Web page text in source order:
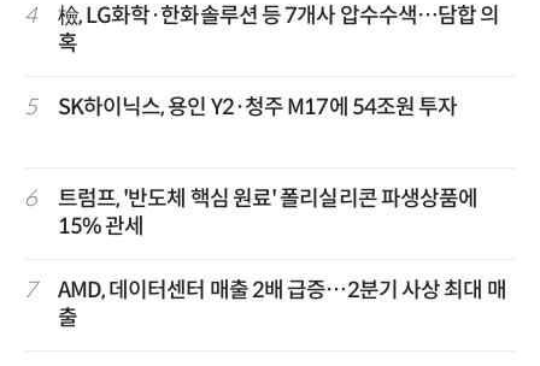
4
檢, LG화학·한화솔루션 등 7개사 압수수색…담합 의
혹
5 SK하이닉스, 용인 Y2·청주 M17에 54조원 투자
6
트럼프, '반도체 핵심 원료' 폴리실리콘 파생상품에
15% 관세
7
AMD, 데이터센터 매출 2배 급증…2분기 사상 최대 매
출